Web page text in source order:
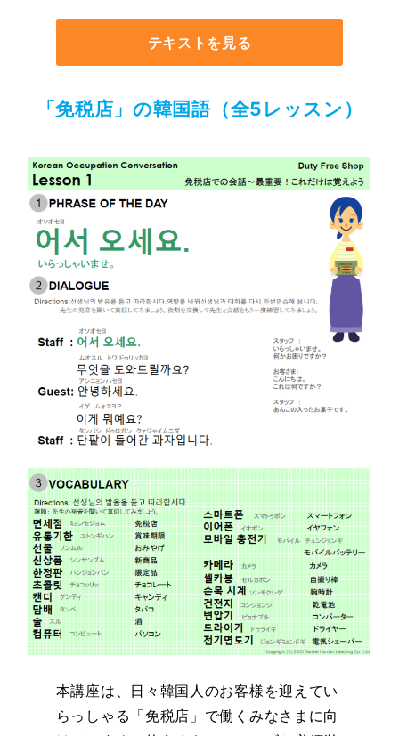
テキストを見る
「免税店」の韓国語（全5レッスン）
本講座は、日々韓国人のお客様を迎えてい
らっしゃる「免税店」で働くみなさまに向